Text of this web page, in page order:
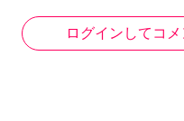
ログインしてコ